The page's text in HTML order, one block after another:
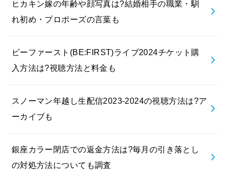
ヒカキン嫁の年齢や顔写真は?結婚相手の職業・馴
れ初め・プロポーズの言葉も
ビーファースト(BE:FIRST)ライブ2024チケット購
入方法は?視聴方法と料金も
スノーマン年越し生配信2023-2024の視聴方法は?ア
ーカイブも
銀座カラー閉店での返金方法は?毎月の引き落とし
の対処方法についても調査